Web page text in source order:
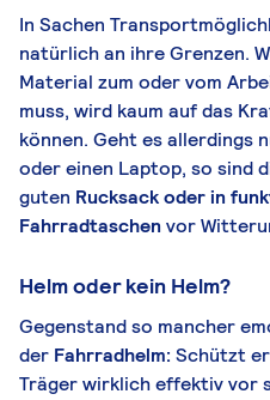
In Sachen
natürlich an ihre Grenzen.
Material zum oder vom
muss, wird kaum auf das
können. Geht es allerdings
oder einen Laptop, so sind
guten Rucksack oder in
Fahrradtaschenvor
Helm oder kein Helm?
Gegenstand so mancher
der Fahrradhelm: Schützt
Träger wirklich effektiv vor